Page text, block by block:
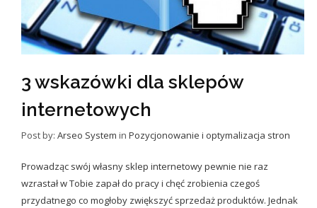
3 wskazówki dla sklepów
internetowych
Post by: Arseo System in Pozycjonowanie i optymalizacja stron
Prowadząc swój własny sklep internetowy pewnie nie raz
wzrastał w Tobie zapał do pracy i chęć zrobienia czegoś
przydatnego co mogłoby zwiększyć sprzedaż produktów. Jednak